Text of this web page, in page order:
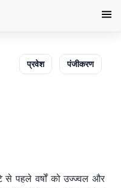
प्रवेश पंजीकरण
से पहले वर्षों को उज्ज्वल और